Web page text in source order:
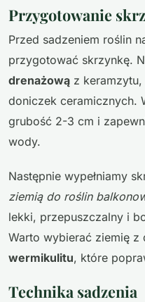
Przygotowanie
Przed sadzeniem roślin
przygotować skrzynkę.
drenażową z
doniczek ceramicznych.
grubość 2-3 cm i
wody.
Następnie wypełniamy
ziemią do roślin
lekki, przepuszczalny i
Warto wybierać ziemię z
wermikulitu, które
Technika sadzenia